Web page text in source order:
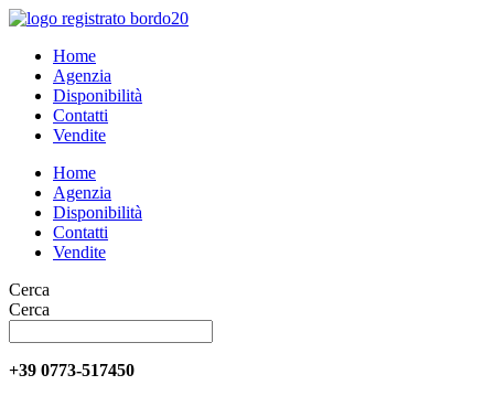
Vai
contenutoHome
Agenzia
Disponibilità
Contatti
Vendite
Home
Agenzia
Disponibilità
Contatti
Vendite
Cerca
Cerca
+39 0773-517450